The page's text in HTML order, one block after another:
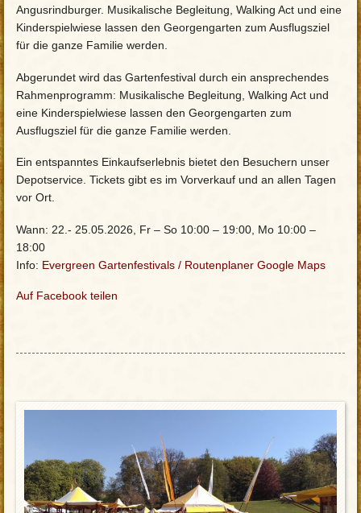
Angusrindburger. Musikalische Begleitung, Walking Act und eine
Kinderspielwiese lassen den Georgengarten zum Ausflugsziel
für die ganze Familie werden.
Abgerundet wird das Gartenfestival durch ein ansprechendes
Rahmenprogramm: Musikalische Begleitung, Walking Act und
eine Kinderspielwiese lassen den Georgengarten zum
Ausflugsziel für die ganze Familie werden.
Ein entspanntes Einkaufserlebnis bietet den Besuchern unser
Depotservice. Tickets gibt es im Vorverkauf und an allen Tagen
vor Ort.
Wann: 22.- 25.05.2026, Fr – So 10:00 – 19:00, Mo 10:00 –
18:00
Info: Evergreen Gartenfestivals / Routenplaner Google Maps
Auf Facebook teilen